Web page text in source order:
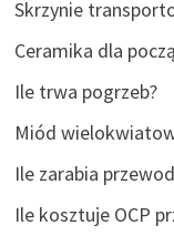
Skrzynie
Ceramika dla
Ile trwa pogrzeb?
Miód
Ile zarabia
Ile kosztuje OCP